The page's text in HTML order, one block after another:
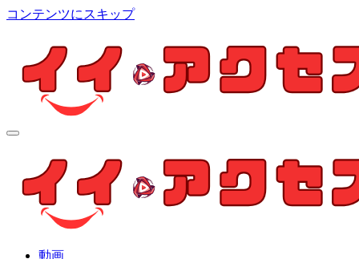
コンテンツにスキップ
個人制作アニメを中心とした動画紹介ブログ
動画